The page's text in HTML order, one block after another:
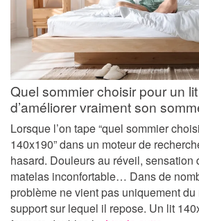
Quel sommier choisir pour un
d’améliorer vraiment son
Lorsque l’on tape “quel sommier
140x190” dans un moteur de
hasard. Douleurs au réveil, sensation
matelas inconfortable… Dans de
problème ne vient pas uniquement
support sur lequel il repose. Un lit